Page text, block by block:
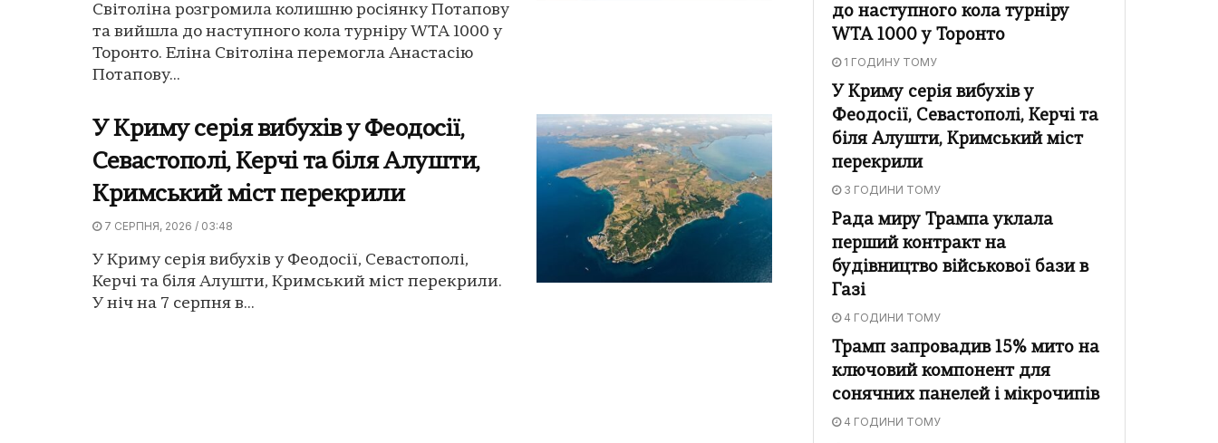
Світоліна розгромила колишню росіянку Потапову
та вийшла до наступного кола турніру WTA 1000 у
Торонто. Еліна Світоліна перемогла Анастасію
Потапову...
У Криму серія вибухів у Феодосії,
Севастополі, Керчі та біля Алушти,
Кримський міст перекрили
7 СЕРПНЯ, 2026 / 03:48
У Криму серія вибухів у Феодосії, Севастополі,
Керчі та біля Алушти, Кримський міст перекрили.
У ніч на 7 серпня в...
до наступного кола турніру
WTA 1000 у Торонто
1 ГОДИНУ ТОМУ
У Криму серія вибухів у
Феодосії, Севастополі, Керчі та
біля Алушти, Кримський міст
перекрили
3 ГОДИНИ ТОМУ
Рада миру Трампа уклала
перший контракт на
будівництво військової бази в
Газі
4 ГОДИНИ ТОМУ
Трамп запровадив 15% мито на
ключовий компонент для
сонячних панелей і мікрочипів
4 ГОДИНИ ТОМУ